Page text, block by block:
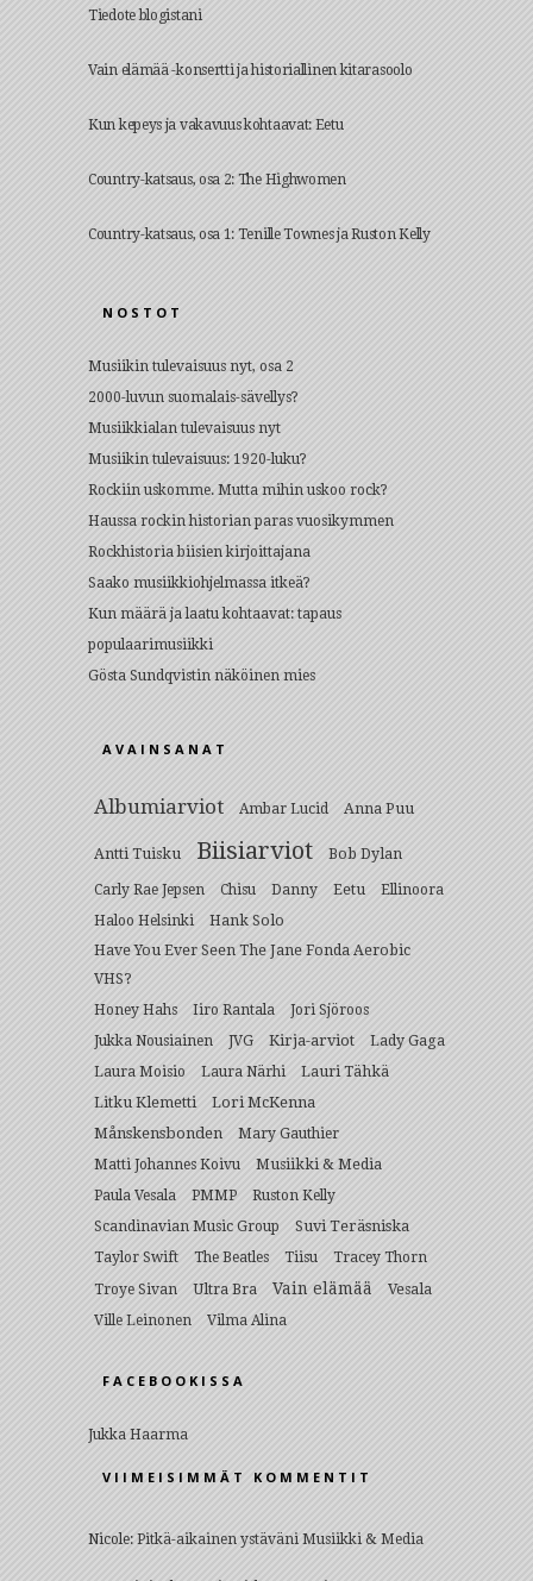
Tiedote blogistani
Vain elämää -konsertti ja historiallinen kitarasoolo
Kun kepeys ja vakavuus kohtaavat: Eetu
Country-katsaus, osa 2: The Highwomen
Country-katsaus, osa 1: Tenille Townes ja Ruston Kelly
NOSTOT
Musiikin tulevaisuus nyt, osa 2
2000-luvun suomalais-sävellys?
Musiikkialan tulevaisuus nyt
Musiikin tulevaisuus: 1920-luku?
Rockiin uskomme. Mutta mihin uskoo rock?
Haussa rockin historian paras vuosikymmen
Rockhistoria biisien kirjoittajana
Saako musiikkiohjelmassa itkeä?
Kun määrä ja laatu kohtaavat: tapaus
populaarimusiikki
Gösta Sundqvistin näköinen mies
AVAINSANAT
Albumiarviot Ambar Lucid Anna Puu
Antti Tuisku Biisiarviot Bob Dylan
Carly Rae Jepsen Chisu Danny Eetu
Ellinoora
Haloo Helsinki
Hank Solo
Have You Ever Seen The Jane Fonda Aerobic
VHS?
Honey Hahs Iiro Rantala
Jori Sjöroos
Jukka Nousiainen
JVG Kirja-arviot Lady Gaga
Laura Moisio Laura Närhi
Lauri Tähkä
Litku Klemetti
Lori McKenna
Månskensbonden
Mary Gauthier
Matti Johannes Koivu
Musiikki & Media
Paula Vesala PMMP
Ruston Kelly
Scandinavian Music Group
Suvi Teräsniska
Taylor Swift The Beatles Tiisu
Tracey Thorn
Troye Sivan
Ultra Bra Vain elämää Vesala
Ville Leinonen Vilma Alina
FACEBOOKISSA
Jukka Haarma
VIIMEISIMMÄT KOMMENTIT
Nicole: Pitkä-aikainen ystäväni Musiikki & Media